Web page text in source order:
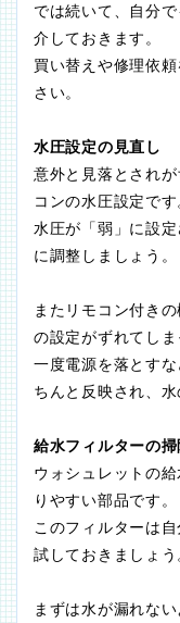
では続いて、自分
介しておきます。
買い替えや修理依
さい。
水圧設定の見直し
意外と見落とされ
コンの水圧設定です
水圧が「弱」に設
に調整しましょう。
またリモコン付き
の設定がずれてしま
一度電源を落とす
ちんと反映され、
給水フィルターの掃
ウォシュレットの
りやすい部品です。
このフィルターは
試しておきましょう
まずは水が漏れな